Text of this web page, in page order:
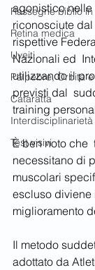
Rassegne biblio
Retina medica
Uveiti
Palpebre, Orbita
Cataratta
Interdisciplinarietà
Test visivi
agonistico
riconosciute
rispettive
Nazionali ed
utilizzando il
previsti dal
training
È ben noto che
necessitano di
muscolari
escluso
miglioramento
Il metodo
adottato da